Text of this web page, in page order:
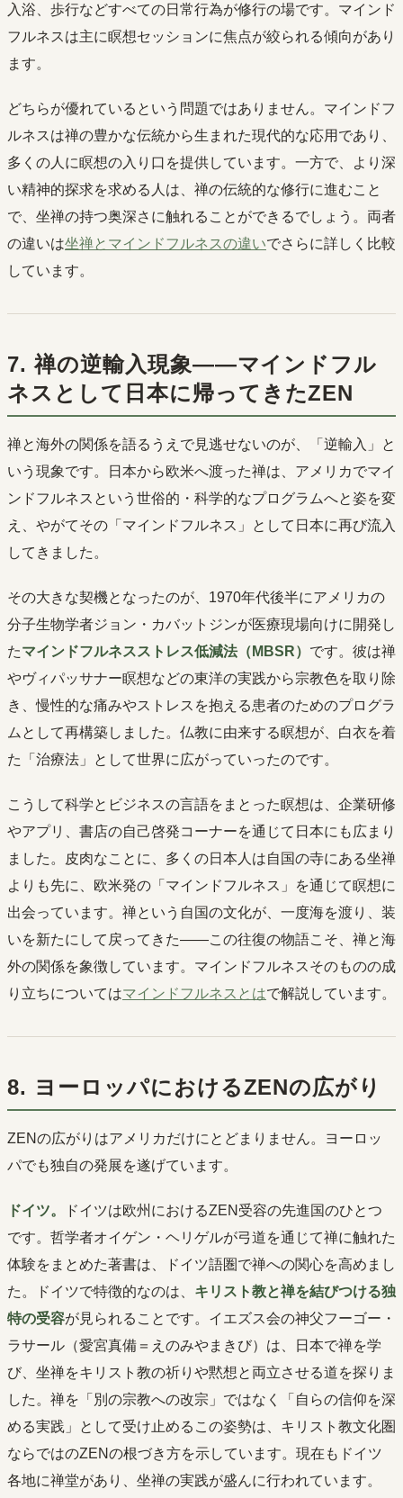
入浴、歩行などすべての日常行為が修行の場です。マインド
フルネスは主に瞑想セッションに焦点が絞られる傾向があり
ます。
どちらが優れているという問題ではありません。マインドフ
ルネスは禅の豊かな伝統から生まれた現代的な応用であり、
多くの人に瞑想の入り口を提供しています。一方で、より深
い精神的探求を求める人は、禅の伝統的な修行に進むこと
で、坐禅の持つ奥深さに触れることができるでしょう。両者
の違いは坐禅とマインドフルネスの違いでさらに詳しく比較
しています。
7. 禅の逆輸入現象――マインドフル
ネスとして日本に帰ってきたZEN
禅と海外の関係を語るうえで見逃せないのが、「逆輸入」と
いう現象です。日本から欧米へ渡った禅は、アメリカでマイ
ンドフルネスという世俗的・科学的なプログラムへと姿を変
え、やがてその「マインドフルネス」として日本に再び流入
してきました。
その大きな契機となったのが、1970年代後半にアメリカの
分子生物学者ジョン・カバットジンが医療現場向けに開発し
たマインドフルネスストレス低減法（MBSR） です。彼は禅
やヴィパッサナー瞑想などの東洋の実践から宗教色を取り除
き、慢性的な痛みやストレスを抱える患者のためのプログラ
ムとして再構築しました。仏教に由来する瞑想が、白衣を着
た「治療法」として世界に広がっていったのです。
こうして科学とビジネスの言語をまとった瞑想は、企業研修
やアプリ、書店の自己啓発コーナーを通じて日本にも広まり
ました。皮肉なことに、多くの日本人は自国の寺にある坐禅
よりも先に、欧米発の「マインドフルネス」を通じて瞑想に
出会っています。禅という自国の文化が、一度海を渡り、装
いを新たにして戻ってきた――この往復の物語こそ、禅と海
外の関係を象徴しています。マインドフルネスそのものの成
り立ちについてはマインドフルネスとはで解説しています。
8. ヨーロッパにおけるZENの広がり
ZENの広がりはアメリカだけにとどまりません。ヨーロッ
パでも独自の発展を遂げています。
ドイツ。
ドイツは欧州におけるZEN受容の先進国のひとつ
です。哲学者オイゲン・ヘリゲルが弓道を通じて禅に触れた
体験をまとめた著書は、ドイツ語圏で禅への関心を高めまし
た。ドイツで特徴的なのは、 キリスト教と禅を結びつける独
特の受容が見られることです。イエズス会の神父フーゴー・
ラサール（愛宮真備＝えのみやまきび）は、日本で禅を学
び、坐禅をキリスト教の祈りや黙想と両立させる道を探りま
した。禅を「別の宗教への改宗」ではなく「自らの信仰を深
める実践」として受け止めるこの姿勢は、キリスト教文化圏
ならではのZENの根づき方を示しています。現在もドイツ
各地に禅堂があり、坐禅の実践が盛んに行われています。